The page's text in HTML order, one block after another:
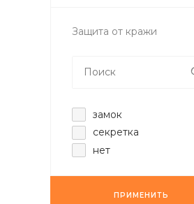
Защита от кражи
замок
секретка
нет
ПРИМЕНИТЬ